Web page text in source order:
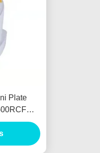
Plate